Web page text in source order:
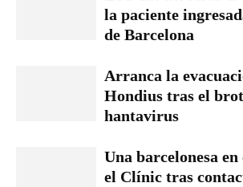
la paciente
de Barcelona
Arranca la
Hondius tras el
hantavirus
Una barcelonesa
el Clínic tras